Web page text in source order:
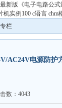
新版《电子电路公式
实例100 c语言 chm
栏
AC24V电源防护
数：4043